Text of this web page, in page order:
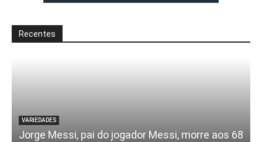
Recentes
VARIEDADES
Jorge Messi, pai do jogador Messi, morre aos 68